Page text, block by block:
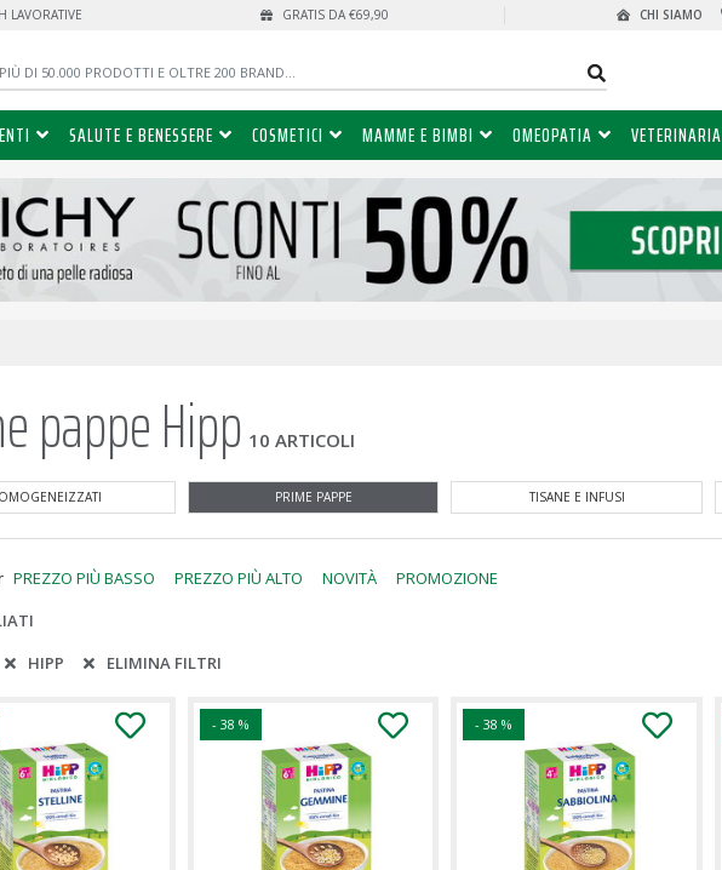
LAVORATIVE GRATIS DA €69,90 CHI SIAMO
SALUTE E BENESSERE COSMETICI MAMME E BIMBI OMEOPATIA VETERINARIA
pappe Hipp 10 ARTICOLI
OMOGENEIZZATI PRIME PAPPE TISANE E INFUSI
PREZZO PIÙ BASSO PREZZO PIÙ ALTO NOVITÀ
PROMOZIONE
HIPP ELIMINA FILTRI
- 38 % - 38 %